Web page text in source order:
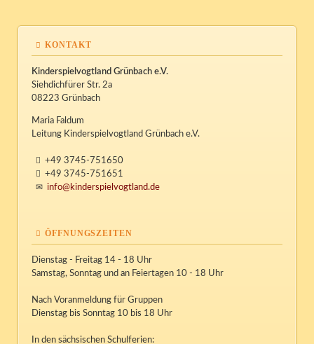
KONTAKT
Kinderspielvogtland Grünbach e.V.
Siehdichfürer Str. 2a
08223 Grünbach
Maria Faldum
Leitung Kinderspielvogtland Grünbach e.V.
+49 3745-751650
+49 3745-751651
info@kinderspielvogtland.de
ÖFFNUNGSZEITEN
Dienstag - Freitag 14 - 18 Uhr
Samstag, Sonntag und an Feiertagen 10 - 18 Uhr
Nach Voranmeldung für Gruppen
Dienstag bis Sonntag 10 bis 18 Uhr
In den sächsischen Schulferien: